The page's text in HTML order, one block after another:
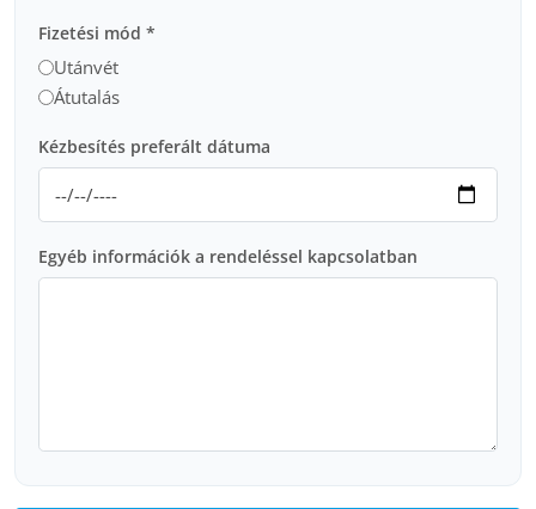
Fizetési mód *
Utánvét
Átutalás
Kézbesítés preferált dátuma
Egyéb információk a rendeléssel kapcsolatban